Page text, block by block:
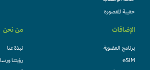
حقيبة المقصورة
الإضافات
برنامج العضوية
eSIM
من نحن
نبذة عنا
رؤيتنا ورسالتنا